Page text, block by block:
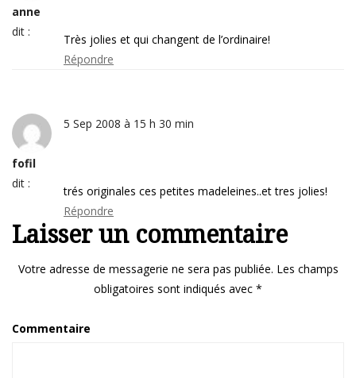
anne
dit :
Très jolies et qui changent de l’ordinaire!
Répondre
fofil
dit :
5 Sep 2008 à 15 h 30 min
trés originales ces petites madeleines..et tres jolies!
Répondre
Laisser un commentaire
Votre adresse de messagerie ne sera pas publiée. Les champs
obligatoires sont indiqués avec *
Commentaire